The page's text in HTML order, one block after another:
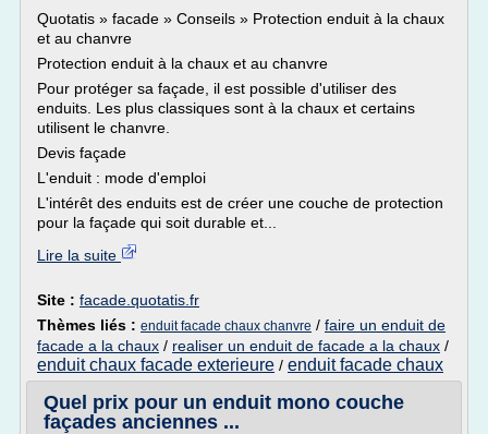
Quotatis » facade » Conseils » Protection enduit à la chaux
et au chanvre
Protection enduit à la chaux et au chanvre
Pour protéger sa façade, il est possible d'utiliser des
enduits. Les plus classiques sont à la chaux et certains
utilisent le chanvre.
Devis façade
L'enduit : mode d'emploi
L'intérêt des enduits est de créer une couche de protection
pour la façade qui soit durable et...
Lire la suite
Site : facade.quotatis.fr
Thèmes liés : enduit facade chaux chanvre / faire un enduit de
facade a la chaux / realiser un enduit de facade a la chaux /
enduit chaux facade exterieure / enduit facade chaux
Quel prix pour un enduit mono couche
façades anciennes ...